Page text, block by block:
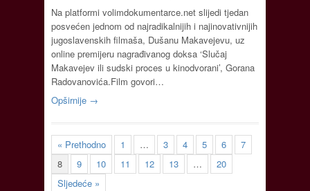
Na platformi volimdokumentarce.net slijedi tjedan
posvećen jednom od najradikalnijih i najinovativnijih
jugoslavenskih filmaša, Dušanu Makavejevu, uz
online premijeru nagrađivanog doksa ‘Slučaj
Makavejev ili sudski proces u kinodvorani’, Gorana
Radovanovića.Film govori…
Opširnije →
« Prethodno 1 … 3 4 5 6
7
8
9 10 11 12 13 …
20
Sljedeće »